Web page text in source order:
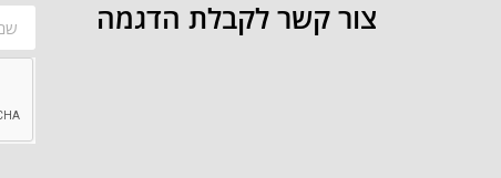
צור קשר לקבלת הדגמה